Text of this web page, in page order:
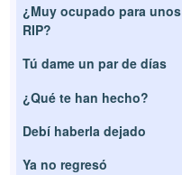
¿Muy ocupado para unos
RIP?
Tú dame un par de días
¿Qué te han hecho?
Debí haberla dejado
Ya no regresó